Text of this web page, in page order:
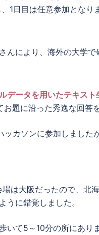
1日目は任意参加となり
んにより、海外の大学で
データを用いたテキス
題に沿った秀逸な回答
カソンに参加しました
は大阪だったので、北
うに錯覚しました。
いて5～10分の所にあ